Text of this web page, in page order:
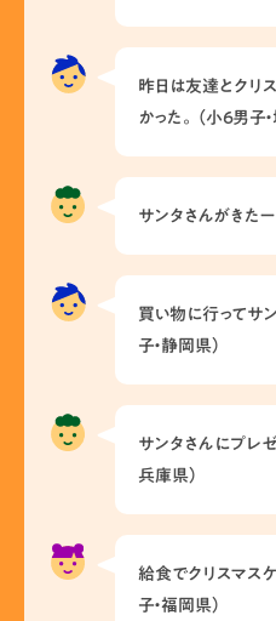
昨日は友達とクリ
かった。（小6男子
サンタさんがきたー
買い物に行ってサ
子・静岡県）
サンタさんにプレ
兵庫県）
給食でクリスマス
子・福岡県）